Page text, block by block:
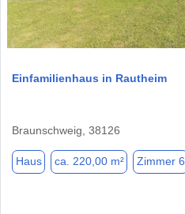
Einfamilienhaus in Rautheim
Braunschweig, 38126
Haus ca. 220,00 m² Zimmer 6